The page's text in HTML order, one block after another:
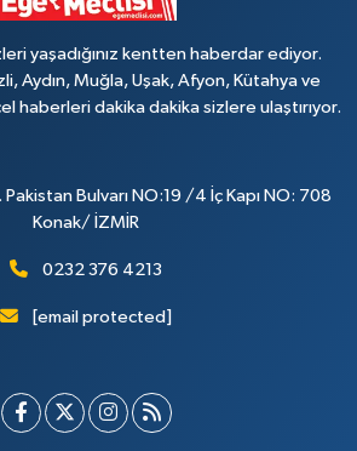
yaşadığınız kentten haberdar ediyor.
Aydın, Muğla, Uşak, Afyon, Kütahya ve
haberleri dakika dakika sizlere ulaştırıyor.
Pakistan Bulvarı NO:19 /4 İç Kapı NO: 708
Konak/ İZMİR
0232 376 4213
[email protected]